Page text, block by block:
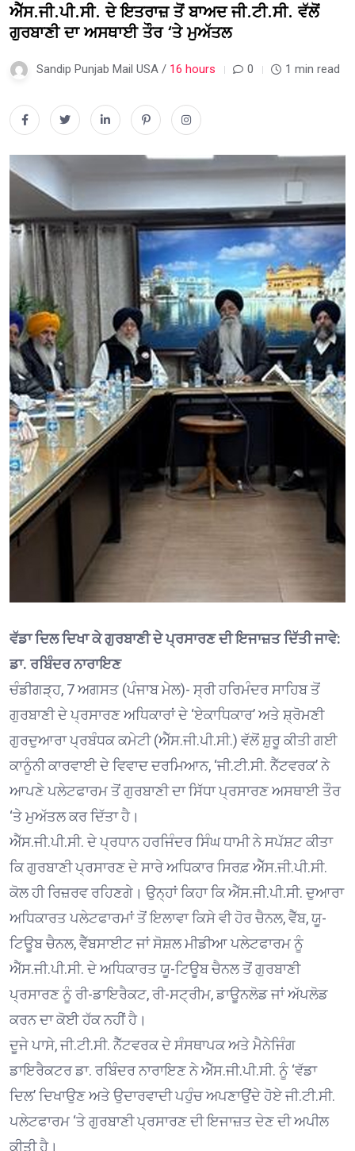
ਐੱਸ.ਜੀ.ਪੀ.ਸੀ. ਦੇ ਇਤਰਾਜ਼ ਤੋਂ ਬਾਅਦ ਜੀ.ਟੀ.ਸੀ. ਵੱਲੋਂ
ਗੁਰਬਾਣੀ ਦਾ ਅਸਥਾਈ ਤੌਰ ‘ਤੇ ਮੁਅੱਤਲ
Sandip Punjab Mail USA / 16 hours 0 1 min read
ਵੱਡਾ ਦਿਲ ਦਿਖਾ ਕੇ ਗੁਰਬਾਣੀ ਦੇ ਪ੍ਰਸਾਰਣ ਦੀ ਇਜਾਜ਼ਤ ਦਿੱਤੀ ਜਾਵੇ:
ਡਾ. ਰਬਿੰਦਰ ਨਾਰਾਇਣ
ਚੰਡੀਗੜ੍ਹ, 7 ਅਗਸਤ (ਪੰਜਾਬ ਮੇਲ)- ਸ੍ਰੀ ਹਰਿਮੰਦਰ ਸਾਹਿਬ ਤੋਂ
ਗੁਰਬਾਣੀ ਦੇ ਪ੍ਰਸਾਰਣ ਅਧਿਕਾਰਾਂ ਦੇ ‘ਏਕਾਧਿਕਾਰ’ ਅਤੇ ਸ਼੍ਰੋਮਣੀ
ਗੁਰਦੁਆਰਾ ਪ੍ਰਬੰਧਕ ਕਮੇਟੀ (ਐੱਸ.ਜੀ.ਪੀ.ਸੀ.) ਵੱਲੋਂ ਸ਼ੁਰੂ ਕੀਤੀ ਗਈ
ਕਾਨੂੰਨੀ ਕਾਰਵਾਈ ਦੇ ਵਿਵਾਦ ਦਰਮਿਆਨ, ‘ਜੀ.ਟੀ.ਸੀ. ਨੈੱਟਵਰਕ’ ਨੇ
ਆਪਣੇ ਪਲੇਟਫਾਰਮ ਤੋਂ ਗੁਰਬਾਣੀ ਦਾ ਸਿੱਧਾ ਪ੍ਰਸਾਰਣ ਅਸਥਾਈ ਤੌਰ
‘ਤੇ ਮੁਅੱਤਲ ਕਰ ਦਿੱਤਾ ਹੈ।
ਐੱਸ.ਜੀ.ਪੀ.ਸੀ. ਦੇ ਪ੍ਰਧਾਨ ਹਰਜਿੰਦਰ ਸਿੰਘ ਧਾਮੀ ਨੇ ਸਪੱਸ਼ਟ ਕੀਤਾ
ਕਿ ਗੁਰਬਾਣੀ ਪ੍ਰਸਾਰਣ ਦੇ ਸਾਰੇ ਅਧਿਕਾਰ ਸਿਰਫ਼ ਐੱਸ.ਜੀ.ਪੀ.ਸੀ.
ਕੋਲ ਹੀ ਰਿਜ਼ਰਵ ਰਹਿਣਗੇ। ਉਨ੍ਹਾਂ ਕਿਹਾ ਕਿ ਐੱਸ.ਜੀ.ਪੀ.ਸੀ. ਦੁਆਰਾ
ਅਧਿਕਾਰਤ ਪਲੇਟਫਾਰਮਾਂ ਤੋਂ ਇਲਾਵਾ ਕਿਸੇ ਵੀ ਹੋਰ ਚੈਨਲ, ਵੈੱਬ, ਯੂ-
ਟਿਊਬ ਚੈਨਲ, ਵੈੱਬਸਾਈਟ ਜਾਂ ਸੋਸ਼ਲ ਮੀਡੀਆ ਪਲੇਟਫਾਰਮ ਨੂੰ
ਐੱਸ.ਜੀ.ਪੀ.ਸੀ. ਦੇ ਅਧਿਕਾਰਤ ਯੂ-ਟਿਊਬ ਚੈਨਲ ਤੋਂ ਗੁਰਬਾਣੀ
ਪ੍ਰਸਾਰਣ ਨੂੰ ਰੀ-ਡਾਇਰੈਕਟ, ਰੀ-ਸਟ੍ਰੀਮ, ਡਾਊਨਲੋਡ ਜਾਂ ਅੱਪਲੋਡ
ਕਰਨ ਦਾ ਕੋਈ ਹੱਕ ਨਹੀਂ ਹੈ।
ਦੂਜੇ ਪਾਸੇ, ਜੀ.ਟੀ.ਸੀ. ਨੈੱਟਵਰਕ ਦੇ ਸੰਸਥਾਪਕ ਅਤੇ ਮੈਨੇਜਿੰਗ
ਡਾਇਰੈਕਟਰ ਡਾ. ਰਬਿੰਦਰ ਨਾਰਾਇਣ ਨੇ ਐੱਸ.ਜੀ.ਪੀ.ਸੀ. ਨੂੰ ‘ਵੱਡਾ
ਦਿਲ’ ਦਿਖਾਉਣ ਅਤੇ ਉਦਾਰਵਾਦੀ ਪਹੁੰਚ ਅਪਣਾਉਂਦੇ ਹੋਏ ਜੀ.ਟੀ.ਸੀ.
ਪਲੇਟਫਾਰਮ ‘ਤੇ ਗੁਰਬਾਣੀ ਪ੍ਰਸਾਰਣ ਦੀ ਇਜਾਜ਼ਤ ਦੇਣ ਦੀ ਅਪੀਲ
ਕੀਤੀ ਹੈ।